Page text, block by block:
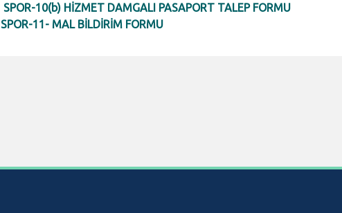
SPOR-10(b) HİZMET DAMGALI PASAPORT TALEP FORMU
SPOR-11- MAL BİLDİRİM FORMU